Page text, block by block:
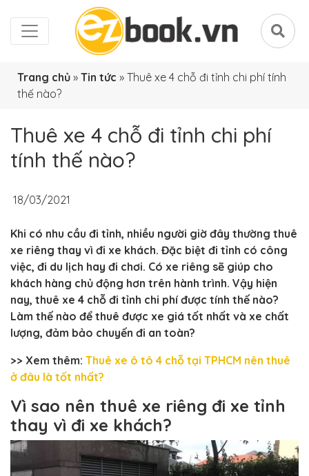
Trang chủ » Tin tức » Thuê xe 4 chỗ đi tỉnh chi phí tính
thế nào?
Thuê xe 4 chỗ đi tỉnh chi phí
tính thế nào?
18/03/2021
Khi có nhu cầu đi tỉnh, nhiều người giờ đây thường thuê
xe riêng thay vì đi xe khách. Đặc biệt đi tỉnh có công
việc, đi du lịch hay đi chơi. Có xe riêng sẽ giúp cho
khách hàng chủ động hơn trên hành trình. Vậy hiện
nay, thuê xe 4 chỗ đi tỉnh chi phí được tính thế nào?
Làm thế nào để thuê được xe giá tốt nhất và xe chất
lượng, đảm bảo chuyến đi an toàn?
>> Xem thêm: Thuê xe ô tô 4 chỗ tại TPHCM nên thuê
ở đâu là tốt nhất?
Vì sao nên thuê xe riêng đi xe tỉnh
thay vì đi xe khách?